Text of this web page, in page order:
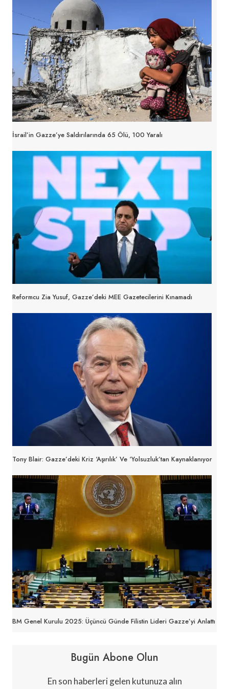
İsrail’in Gazze’ye Saldırılarında 65 Ölü, 100 Yaralı
Reformcu Zia Yusuf, Gazze’deki MEE Gazetecilerini Kınamadı
Tony Blair: Gazze’deki Kriz ‘aşırılık’ Ve ‘yolsuzluk’tan Kaynaklanıyor
BM Genel Kurulu 2025: Üçüncü Günde Filistin Lideri Gazze’yi Anlattı
Bugün Abone Olun
En son haberleri gelen kutunuza alın